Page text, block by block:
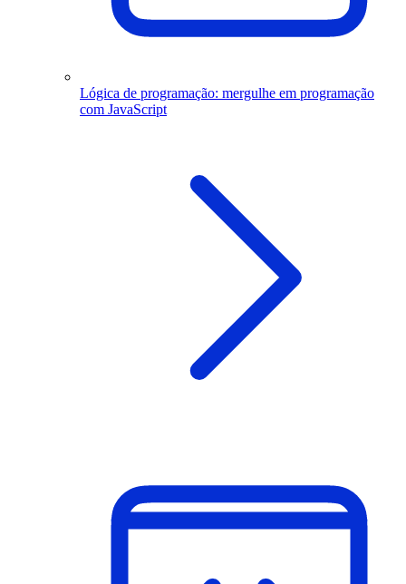
Lógica de programação: mergulhe em programação
com JavaScript